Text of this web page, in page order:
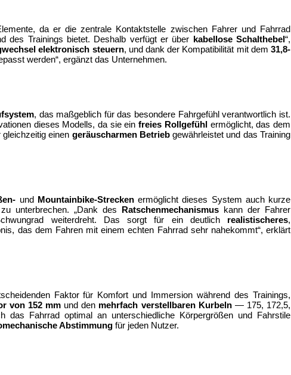
da er die zentrale Kontaktstelle zwischen Fahrer und Fahrrad
des Trainings bietet. Deshalb verfügt er über
kabellose Schalthebel“,
elektronisch steuern, und dank der Kompatibilität mit dem 31,8-
werden“, ergänzt das Unternehmen.
, das maßgeblich für das besondere Fahrgefühl verantwortlich ist.
dieses Modells, da sie ein freies Rollgefühl ermöglicht, das dem
einen geräuscharmen Betrieb gewährleistet und das Training
und Mountainbike-Strecken ermöglicht dieses System auch kurze
unterbrechen. „Dank des
Ratschenmechanismus kann der Fahrer
weiterdreht. Das sorgt für ein deutlich realistischeres
das dem Fahren mit einem echten Fahrrad sehr nahekommt“, erklärt
Faktor für Komfort und Immersion während des Trainings,
von 152 mm und den mehrfach verstellbaren Kurbeln — 175, 172,5,
Fahrrad optimal an unterschiedliche Körpergrößen und Fahrstile
Abstimmung für jeden Nutzer.